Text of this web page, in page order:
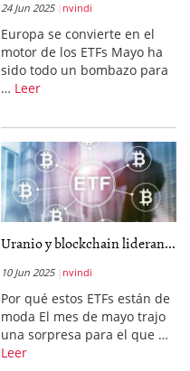
24 Jun 2025 nvindi
Europa se convierte en el
motor de los ETFs Mayo ha
sido todo un bombazo para
… Leer
Uranio y blockchain lideran...
10 Jun 2025 nvindi
Por qué estos ETFs están de
moda El mes de mayo trajo
una sorpresa para el que …
Leer